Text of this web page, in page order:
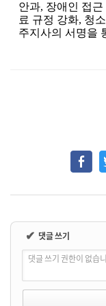
안과, 장애인 접근
료 규정 강화, 청
주지사의 서명을
✔ 댓글 쓰기
댓글 쓰기 권한이 없습